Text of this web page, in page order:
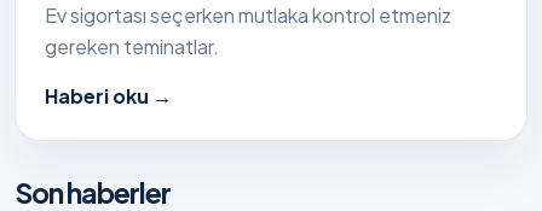
Ev sigortası seçerken mutlaka kontrol etmeniz
gereken teminatlar.
Haberi oku →
Son haberler